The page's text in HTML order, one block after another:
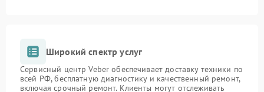
Широкий спектр услуг
Сервисный центр Veber обеспечивает доставку техники по
всей РФ, бесплатную диагностику и качественный ремонт,
включая срочный ремонт. Клиенты могут отслеживать